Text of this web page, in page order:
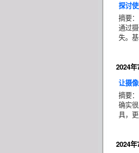
探讨
摘要
通过
失。
2024年
让摄
摘要
确实
具，
2024年